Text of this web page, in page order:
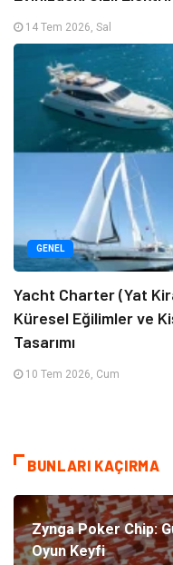
14 Tem 2026, Sal
GENEL
Yacht Charter (Yat
Küresel Eğilimler ve
Tasarımı
10 Tem 2026, Cum
BUNLARI KAÇIRMA
Zynga Poker Chip:
Oyun Keyfi